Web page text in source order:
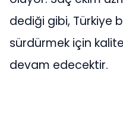
dediği gibi, Türkiye
sürdürmek için
devam edecektir.